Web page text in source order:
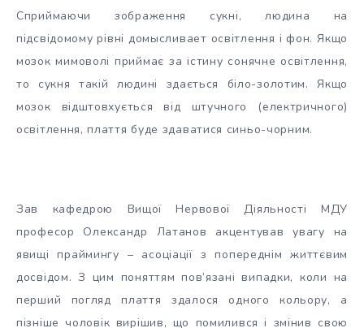
Сприймаючи зображення сукні, людина на
підсвідомому рівні домысливает освітлення і фон. Якщо
мозок мимоволі приймає за істину сонячне освітлення,
то сукня такій людині здається біло-золотим. Якщо
мозок відштовхується від штучного (електричного)
освітлення, плаття буде здаватися синьо-чорним.
Зав кафедрою Вищої Нервової Діяльності МДУ
професор Олександр Латанов акцентував увагу на
явищі праймингу – асоціації з попереднім життєвим
досвідом. З цим поняттям пов’язані випадки, коли на
перший погляд плаття здалося одного кольору, а
пізніше чоловік вирішив, що помилився і змінив свою